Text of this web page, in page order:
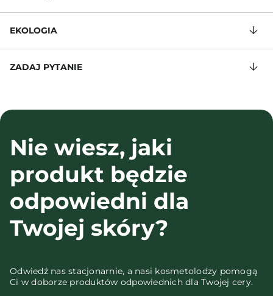
EKOLOGIA
ZADAJ PYTANIE
Nie wiesz, jaki
produkt będzie
odpowiedni dla
Twojej skóry?
Odwiedź nas stacjonarnie, a nasi kosmetolodzy pomogą
Ci w doborze produktów odpowiednich dla Twojej cery.